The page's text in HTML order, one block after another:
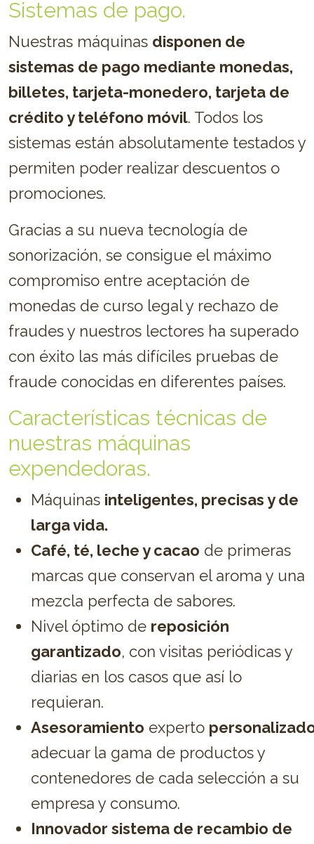
Sistemas de pago.
Nuestras máquinas disponen de
sistemas de pago mediante monedas,
billetes, tarjeta-monedero, tarjeta de
crédito y teléfono móvil. Todos los
sistemas están absolutamente testados y
permiten poder realizar descuentos o
promociones.
Gracias a su nueva tecnología de
sonorización, se consigue el máximo
compromiso entre aceptación de
monedas de curso legal y rechazo de
fraudes y nuestros lectores ha superado
con éxito las más difíciles pruebas de
fraude conocidas en diferentes países.
Características técnicas de
nuestras máquinas
expendedoras.
Máquinas inteligentes, precisas y de
larga vida.
Café, té, leche y cacao de primeras
marcas que conservan el aroma y una
mezcla perfecta de sabores.
Nivel óptimo de reposición
garantizado, con visitas periódicas y
diarias en los casos que así lo
requieran.
Asesoramiento experto
adecuar la gama de productos y
contenedores de cada selección a su
empresa y consumo.
Innovador sistema de recambio de